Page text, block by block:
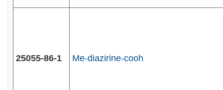
25055-86-1 Me-diazirine-cooh